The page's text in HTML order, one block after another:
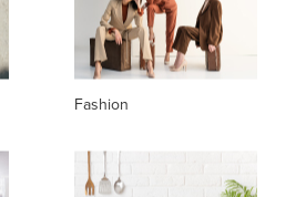
Fashion